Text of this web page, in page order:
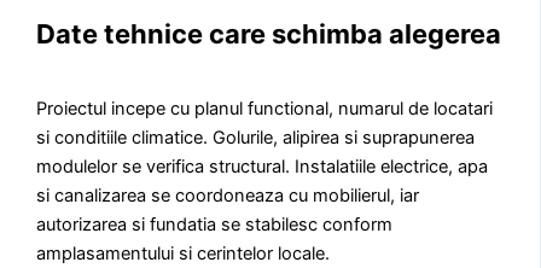
Date tehnice care schimba alegerea
Proiectul incepe cu planul functional, numarul de locatari
si conditiile climatice. Golurile, alipirea si suprapunerea
modulelor se verifica structural. Instalatiile electrice, apa
si canalizarea se coordoneaza cu mobilierul, iar
autorizarea si fundatia se stabilesc conform
amplasamentului si cerintelor locale.